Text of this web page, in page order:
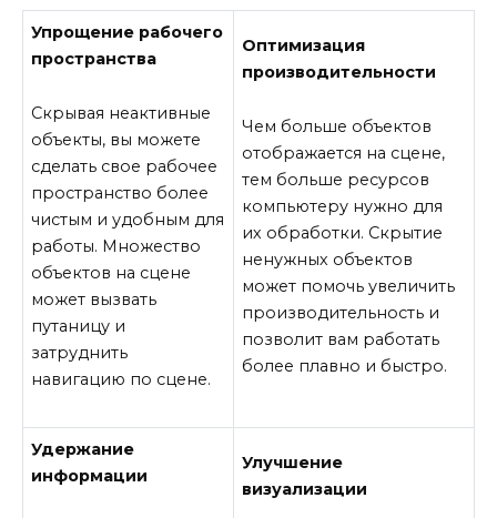
Упрощение рабочего
пространства
Скрывая неактивные
объекты, вы можете
сделать свое рабочее
пространство более
чистым и удобным для
работы. Множество
объектов на сцене
может вызвать
путаницу и
затруднить
навигацию по сцене.
Оптимизация
производительности
Чем больше объектов
отображается на сцене,
тем больше ресурсов
компьютеру нужно для
их обработки. Скрытие
ненужных объектов
может помочь увеличить
производительность и
позволит вам работать
более плавно и быстро.
Удержание
информации
Улучшение
визуализации